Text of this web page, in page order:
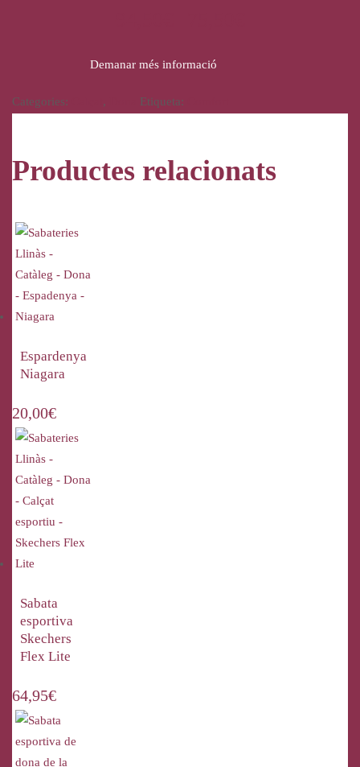
Demanar més informació
Categories: , Etiqueta:
Productes relacionats
Espardenya
Niagara
20,00€
Sabata
esportiva
Skechers
Flex Lite
64,95€